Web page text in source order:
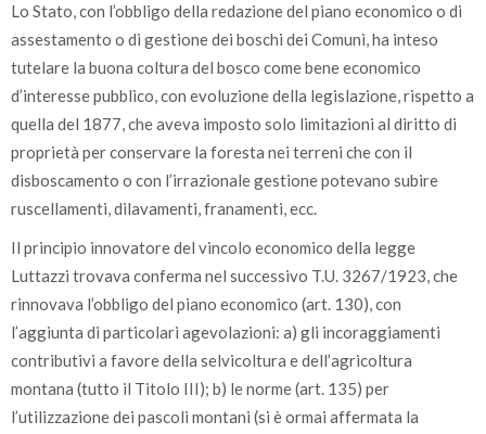
Lo Stato, con l’obbligo della redazione del piano economico o di
assestamento o di gestione dei boschi dei Comuni, ha inteso
tutelare la buona coltura del bosco come bene economico
d’interesse pubblico, con evoluzione della legislazione, rispetto a
quella del 1877, che aveva imposto solo limitazioni al diritto di
proprietà per conservare la foresta nei terreni che con il
disboscamento o con l’irrazionale gestione potevano subire
ruscellamenti, dilavamenti, franamenti, ecc.
Il principio innovatore del vincolo economico della legge
Luttazzi trovava conferma nel successivo T.U. 3267/1923, che
rinnovava l’obbligo del piano economico (art. 130), con
l’aggiunta di particolari agevolazioni: a) gli incoraggiamenti
contributivi a favore della selvicoltura e dell’agricoltura
montana (tutto il Titolo III); b) le norme (art. 135) per
l’utilizzazione dei pascoli montani (si è ormai affermata la